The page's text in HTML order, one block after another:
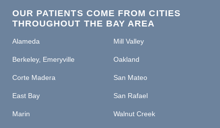
OUR PATIENTS COME FROM CITIES
THROUGHOUT THE BAY AREA
Alameda
Berkeley, Emeryville
Corte Madera
East Bay
Marin
Mill Valley
Oakland
San Mateo
San Rafael
Walnut Creek